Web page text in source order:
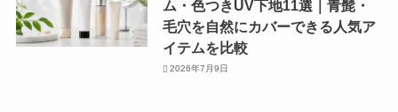
ム・色つきUV下地11選｜青髭・
毛穴を自然にカバーできる人気ア
イテムを比較
2026年7月9日